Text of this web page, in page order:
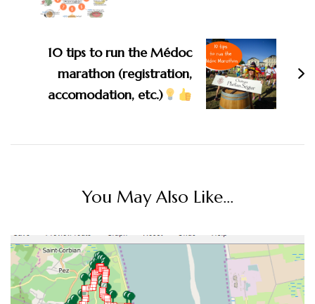
10 tips to run the Médoc
marathon (registration,
accomodation, etc.)
You May Also Like...